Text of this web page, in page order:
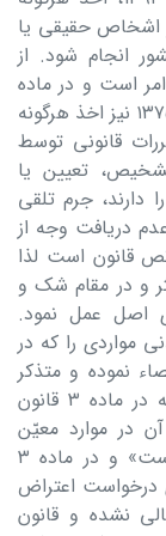
اشخاص حقیقی یا
انجام شود. از
امر است و در ماده
۶۰۰ قانون مجازات اسلامی (تعزیرات) مصوب ۱۳۷۵ نیز اخذ هر­گونه
قانونی توسط
تعیین یا
جرم تلقی
دریافت وجه از
قانون است لذا
و در مقام شک و
اصل عمل نمود.
مدنی مواردی را که در
نموده و متذکر
گردیده: «هزینه دادخواست … همان است که در ماده ۳ قانون
در موارد معیّن
مصوب ۱۳۷۳ یا سایر قوانین، تعیین شده است» و در ماده ۳
درخواست اعتراض
نشده و قانون